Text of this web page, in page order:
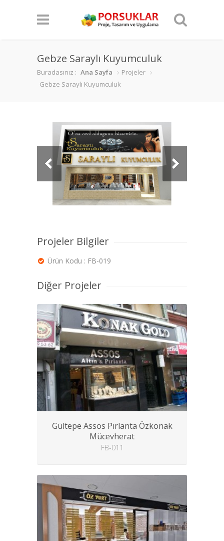
Gebze Saraylı Kuyumculuk
Buradasınız : Ana Sayfa
Projeler
Gebze Saraylı Kuyumculuk
Projeler Bilgiler
Ürün Kodu : FB-019
Diğer Projeler
Gültepe Assos Pırlanta Özkonak
Mücevherat
FB-011